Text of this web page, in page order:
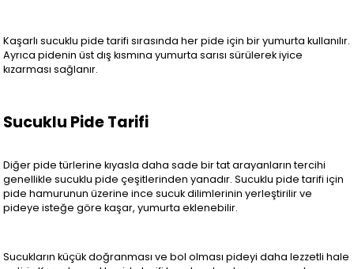
Kaşarlı sucuklu pide tarifi sırasında her pide için bir yumurta kullanılır.
Ayrıca pidenin üst dış kısmına yumurta sarısı sürülerek iyice
kızarması sağlanır.
Sucuklu Pide Tarifi
Diğer pide türlerine kıyasla daha sade bir tat arayanların tercihi
genellikle sucuklu pide çeşitlerinden yanadır. Sucuklu pide tarifi için
pide hamurunun üzerine ince sucuk dilimlerinin yerleştirilir ve
pideye isteğe göre kaşar, yumurta eklenebilir.
Sucukların küçük doğranması ve bol olması pideyi daha lezzetli hale